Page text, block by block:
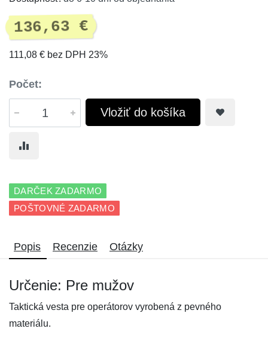
136,63 €
111,08 € bez DPH 23%
Počet:
Vložiť do košíka
DARČEK ZADARMO
POŠTOVNÉ ZADARMO
Popis Recenzie Otázky
Určenie: Pre mužov
Taktická vesta pre operátorov vyrobená z pevného
materiálu.